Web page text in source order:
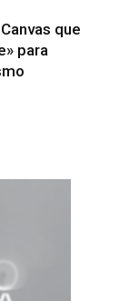
que
para